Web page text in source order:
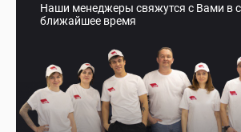
Наши менеджеры свяжутся с Вами в
ближайшее время